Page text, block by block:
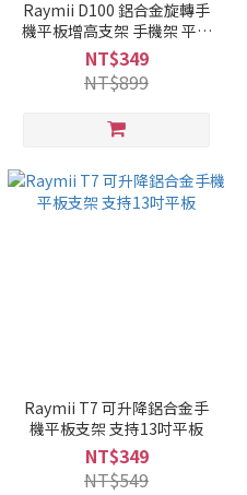
Raymii D100 鋁合金旋轉手
機平板增高支架 手機架 平板
架
NT$349
NT$899
Raymii T7 可升降鋁合金手
機平板支架 支持13吋平板
NT$349
NT$549